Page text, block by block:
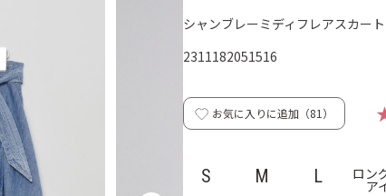
シャンブレーミディフレアスカート
2311182051516
お気に入りに追加（81 ）
S M L ロン
ア